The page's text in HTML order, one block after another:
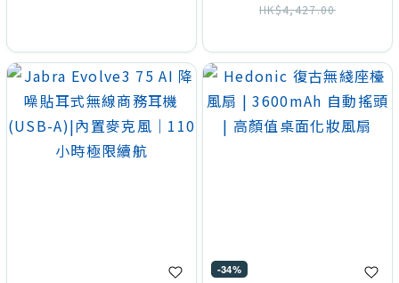
HK$4,427.00
-34%